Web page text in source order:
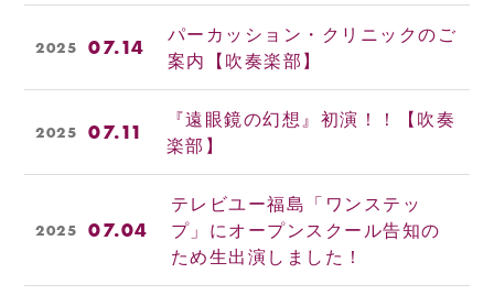
2025 07.14
パーカッション・クリニックのご
案内【吹奏楽部】
2025 07.11
『遠眼鏡の幻想』初演！！【吹奏
楽部】
2025 07.04
テレビユー福島「ワンステッ
プ」にオープンスクール告知の
ため生出演しました！